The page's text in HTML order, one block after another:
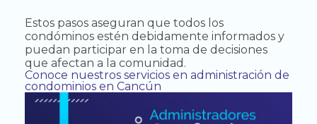
Estos pasos aseguran que todos los
condóminos estén debidamente informados y
puedan participar en la toma de decisiones
que afectan a la comunidad.
Conoce nuestros servicios en administración de
condominios en Cancún